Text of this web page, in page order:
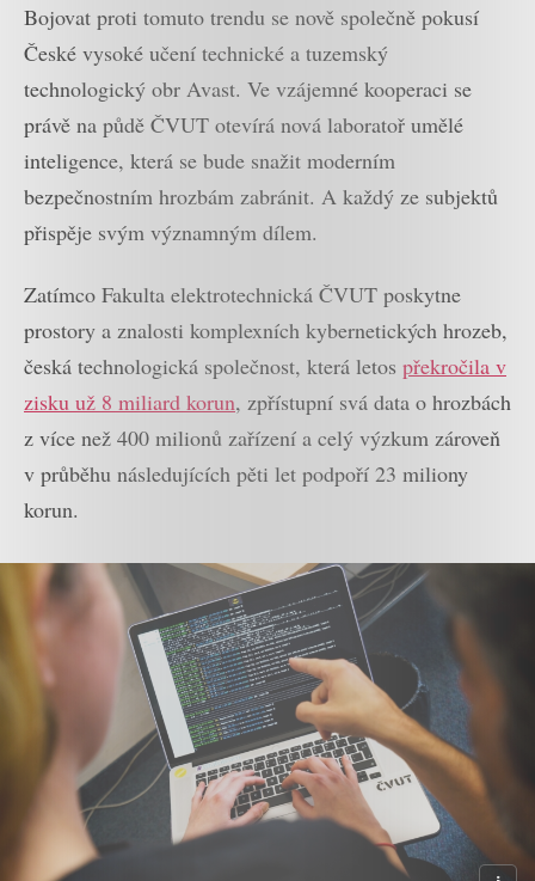
Bojovat proti tomuto trendu se nově společně pokusí
České vysoké učení technické a tuzemský
technologický obr Avast. Ve vzájemné kooperaci se
právě na půdě ČVUT otevírá nová laboratoř umělé
inteligence, která se bude snažit moderním
bezpečnostním hrozbám zabránit. A každý ze subjektů
přispěje svým významným dílem.
Zatímco Fakulta elektrotechnická ČVUT poskytne
prostory a znalosti komplexních kybernetických hrozeb,
česká technologická společnost, která letos překročila v
zisku už 8 miliard korun, zpřístupní svá data o hrozbách
z více než 400 milionů zařízení a celý výzkum zároveň
v průběhu následujících pěti let podpoří 23 miliony
korun.